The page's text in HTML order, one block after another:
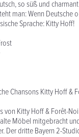
so süß und
man: Wenn Deutsche
Sprache: Kitty Hoff!
Chansons Kitty Hoff &
von Kitty Hoff & Forêt-
Möbel mitgebracht
Der dritte Bayern 2-